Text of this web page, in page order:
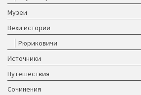
Музеи
Вехи истории
Рюриковичи
Источники
Путешествия
Сочинения